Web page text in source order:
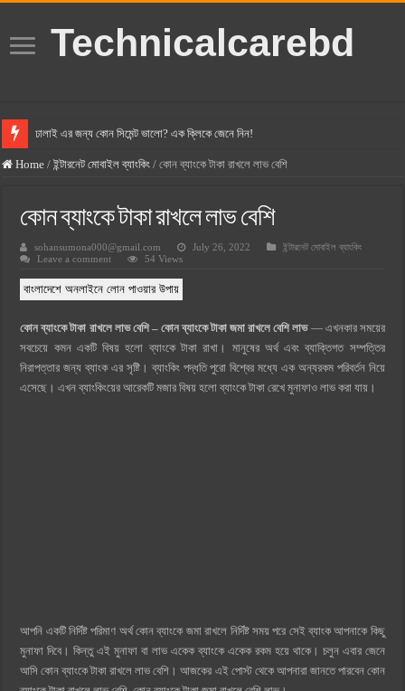
Technicalcarebd
ঢালাই এর জন্য কোন সিমেন্ট ভালো? এক ক্লিকে জেনে নিন!
বসুন্ধরা সিমেন্ট এর দাম ২০২৫
হোলসিম সিমেন্ট দাম ২০২৫
সুপারক্রিট সিমেন্ট দাম ২০২৫
জুডিশিয়াল ম্যাজিস্ট্রেট কি? জুডিশিয়াল ম্যাজিস্ট্রেট এর সুযোগ সুবিধা
ওয়ালটন টিভি কিস্তিতে কেনার নিয়ম ২০২৫
গ্রামে লাভজনক ব্যবসা ২০২৫ ও গ্রামের বাজারে ব্যবসার আইডিয়া
জেনে নিন, বর্তমানে মোবাইল ঘড়ি দাম কত ২০২৫
Home / ইন্টারনেট মোবাইল ব্যাংকিং / কোন ব্যাংকে টাকা রাখলে লাভ বেশি
কোন ব্যাংকে টাকা রাখলে লাভ বেশি
sohansumona000@gmail.com July 26, 2022
ইন্টারনেট মোবাইল ব্যাংকিং
Leave a comment
54 Views
বাংলাদেশে অনলাইনে লোন পাওয়ার উপায়
কোন ব্যাংকে টাকা রাখলে লাভ বেশি – কোন ব্যাংকে টাকা জমা রাখলে বেশি লাভ— এখনকার সময়ের
সবচেয়ে কমন একটি বিষয় হলো ব্যাংকে টাকা রাখা। মানুষের অর্থ এবং ব্যাক্তিগত সম্পত্তির
নিরাপত্তার জন্য ব্যাংক এর সৃষ্টি। ব্যাংকিং পদ্ধতি পুরো বিশ্বের মধ্যে এক অন্যরকম পরিবর্তন নিয়ে
এসেছে। এখন ব্যাংকিংয়ের আরেকটি মজার বিষয় হলো ব্যাংকে টাকা রেখে মুনাফাও লাভ করা যায়।
আপনি একটি নির্দিষ্ট পরিমাণ অর্থ কোন ব্যাংকে জমা রাখলে নির্দিষ্ট সময় পরে সেই ব্যাংক আপনাকে কিছু
মুনাফা দিবে। কিন্তু এই মুনাফা বা লাভ একেক ব্যাংকে একেক রকম হয়ে থাকে। চলুন এবার জেনে
আসি কোন ব্যাংকে টাকা রাখলে লাভ বেশি। আজকের এই পোস্ট থেকে আপনারা জানতে পারবেন কোন